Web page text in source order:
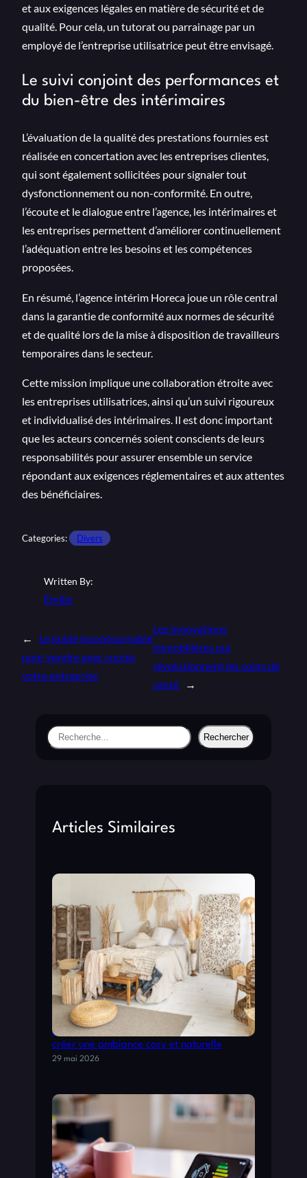
et aux exigences légales en matière de sécurité et de
qualité. Pour cela, un tutorat ou parrainage par un
employé de l’entreprise utilisatrice peut être envisagé.
Le suivi conjoint des performances et
du bien-être des intérimaires
L’évaluation de la qualité des prestations fournies est
réalisée en concertation avec les entreprises clientes,
qui sont également sollicitées pour signaler tout
dysfonctionnement ou non-conformité. En outre,
l’écoute et le dialogue entre l’agence, les intérimaires et
les entreprises permettent d’améliorer continuellement
l’adéquation entre les besoins et les compétences
proposées.
En résumé, l’agence intérim Horeca joue un rôle central
dans la garantie de conformité aux normes de sécurité
et de qualité lors de la mise à disposition de travailleurs
temporaires dans le secteur.
Cette mission implique une collaboration étroite avec
les entreprises utilisatrices, ainsi qu’un suivi rigoureux
et individualisé des intérimaires. Il est donc important
que les acteurs concernés soient conscients de leurs
responsabilités pour assurer ensemble un service
répondant aux exigences réglementaires et aux attentes
des bénéficiaires.
Categories: Divers
Written By:
Émilie
←
Le guide incontournable
pour vendre avec succès
votre entreprise
Les innovations
immobilières qui
révolutionnent les soins de
santé
→
S
Rechercher
Articles Similaires
Déco chambre champêtre : astuces pour
créer une ambiance cosy et naturelle
29 mai 2026